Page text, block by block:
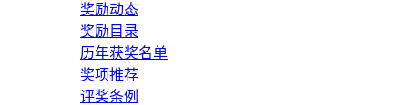
奖励动态
奖励目录
历年获奖名单
奖项推荐
评奖条例